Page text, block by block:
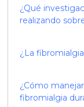
¿Qué
realizando
¿La
¿Cómo
fibromialgia